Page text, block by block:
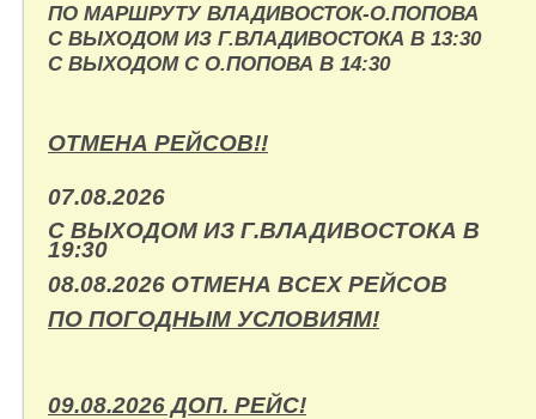
ПО МАРШРУТУ ВЛАДИВОСТОК-О.ПОПОВА
С ВЫХОДОМ ИЗ Г.ВЛАДИВОСТОКА В 13:30
С ВЫХОДОМ С О.ПОПОВА В 14:30
ОТМЕНА РЕЙСОВ!!
07.08.2026
С ВЫХОДОМ ИЗ Г.ВЛАДИВОСТОКА В
19:30
08.08.2026 ОТМЕНА ВСЕХ РЕЙСОВ
ПО ПОГОДНЫМ УСЛОВИЯМ!
09.08.2026 ДОП. РЕЙС!